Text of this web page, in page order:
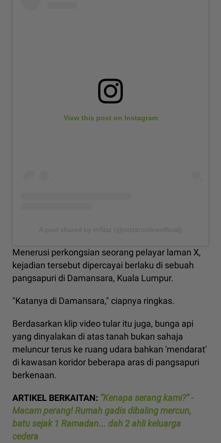
View this post on Instagram
A post shared by mStar (@mstaronlineofficial)
Menerusi perkongsian seorang pelayar laman X,
kejadian tersebut dipercayai berlaku di sebuah
pangsapuri di Damansara, Kuala Lumpur.
"Katanya di Damansara," ciapnya ringkas.
Berdasarkan klip video tular itu juga, bunga api
yang dinyalakan di atas tanah bukan sahaja
meluncur terus ke ruang udara bahkan 'mendarat'
di kawasan koridor beberapa aras di pangsapuri
berkenaan.
ARTIKEL BERKAITAN: “Kenapa serang kami?” -
Macam perang! Rumah gadis dibaling mercun,
batu sejak 1 Ramadan... dah 2 ahli keluarga
cedera